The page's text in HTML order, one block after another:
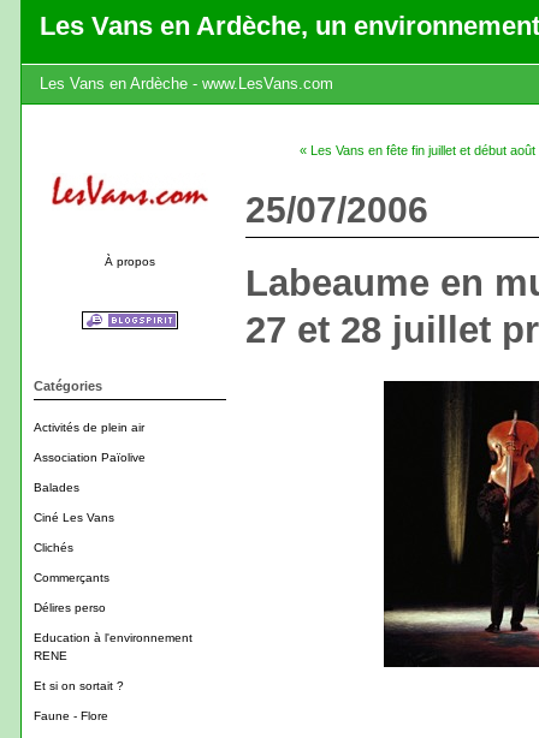
Les Vans en Ardèche, un
Les Vans en Ardèche - www.LesVans.com
À propos
Catégories
Activités de plein air
Association Païolive
Balades
Ciné Les Vans
Clichés
Commerçants
Délires perso
Education à l'environnement
RENE
Et si on sortait ?
Faune - Flore
« Les Vans en fête fin juillet et début août
25/07/2006
Labeaume en
27 et 28 juillet